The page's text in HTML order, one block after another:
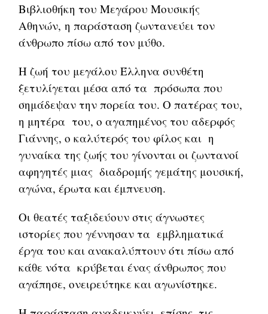
Βιβλιοθήκη του Μεγάρου Μουσικής
Αθηνών, η παράσταση ζωντανεύει τον
άνθρωπο πίσω από τον μύθο.
Η ζωή του μεγάλου Έλληνα συνθέτη
ξετυλίγεται μέσα από τα πρόσωπα που
σημάδεψαν την πορεία του. Ο πατέρας του,
η μητέρα του, ο αγαπημένος του αδερφός
Γιάννης, ο καλύτερός του φίλος και η
γυναίκα της ζωής του γίνονται οι ζωντανοί
αφηγητές μιας διαδρομής γεμάτης μουσική,
αγώνα, έρωτα και έμπνευση.
Οι θεατές ταξιδεύουν στις άγνωστες
ιστορίες που γέννησαν τα εμβληματικά
έργα του και ανακαλύπτουν ότι πίσω από
κάθε νότα κρύβεται ένας άνθρωπος που
αγάπησε, ονειρεύτηκε και αγωνίστηκε.